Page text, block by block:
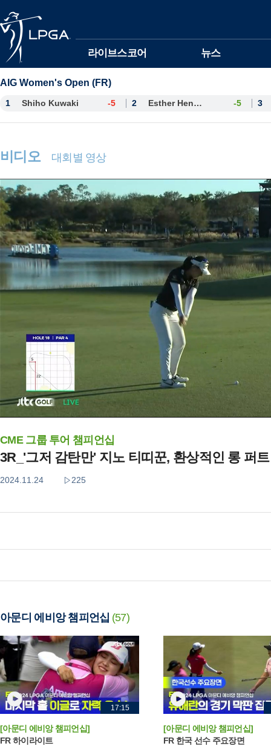
라이브스코어 뉴스
AIG Women's Open (FR)
1 Shiho Kuwaki -5 2 Esther Henseleit -5 3
비디오 대회별 영상
CME 그룹 투어 챔피언십
3R_'그저 감탄만' 지노 티띠꾼, 환상적인 롱 퍼트
2024.11.24 225
아문디 에비앙 챔피언십 (57)
17:15
[아문디 에비앙 챔피언십]
FR 하이라이트
[아문디 에비앙 챔피언십]
FR 한국 선수 주요장면